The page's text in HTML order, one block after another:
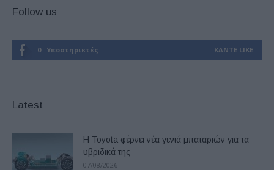
Follow us
0 Υποστηρικτές ΚΆΝΤΕ LIKE
Latest
Η Toyota φέρνει νέα γενιά μπαταριών για τα
υβριδικά της
07/08/2026